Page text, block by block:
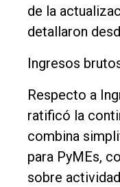
de la
detallaron
Ingresos
Respecto a
ratificó la
combina
para PyMEs,
sobre